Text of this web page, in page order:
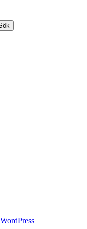
WordPress